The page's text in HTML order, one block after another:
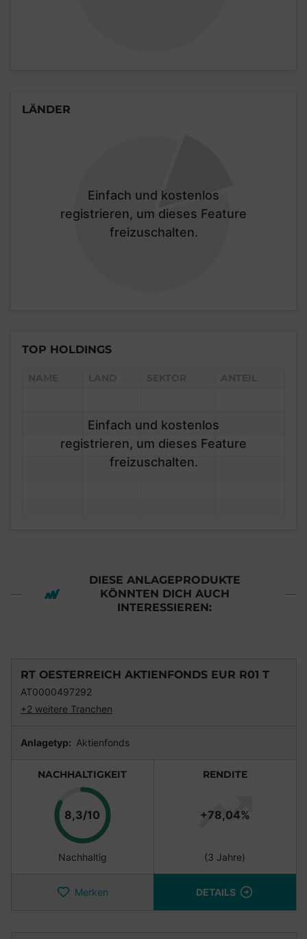
LÄNDER
Einfach und kostenlos
registrieren, um dieses Feature
freizuschalten.
TOP HOLDINGS
Einfach und kostenlos
registrieren, um dieses Feature
freizuschalten.
DIESE ANLAGEPRODUKTE
KÖNNTEN DICH AUCH
INTERESSIEREN:
RT OESTERREICH AKTIENFONDS EUR R01 T
AT0000497292
+2 weitere Tranchen
Anlagetyp: Aktienfonds
NACHHALTIGKEIT
8,3/10 Punkte
Nachhaltig
RENDITE
+78,04%
(3 Jahre)
Merken DETAILS